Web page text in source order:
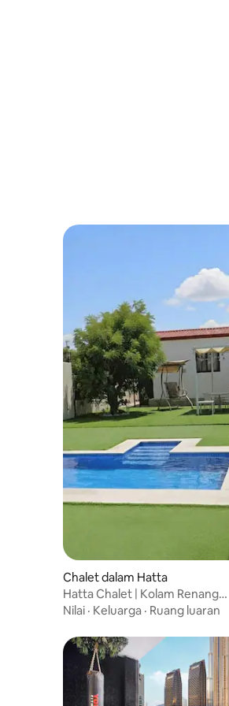
Chalet dalam Hatta
Hatta Chalet | Kolam Renang
Persendirian Sarapan Mesra
Nilai · Keluarga · Ruang luaran